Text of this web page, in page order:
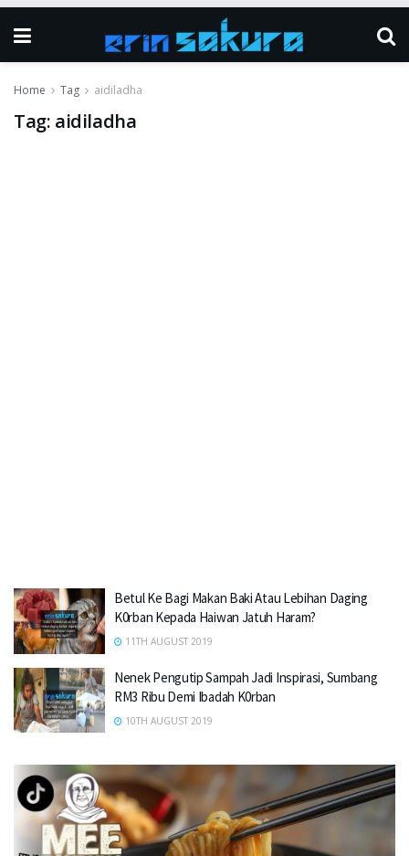
Home Tag aidiladha
Tag: aidiladha
Betul Ke Bagi Makan Baki Atau Lebihan Daging
K0rban Kepada Haiwan Jatuh Haram?
11TH AUGUST 2019
Nenek Pengutip Sampah Jadi Inspirasi, Sumbang
RM3 Ribu Demi Ibadah K0rban
10TH AUGUST 2019